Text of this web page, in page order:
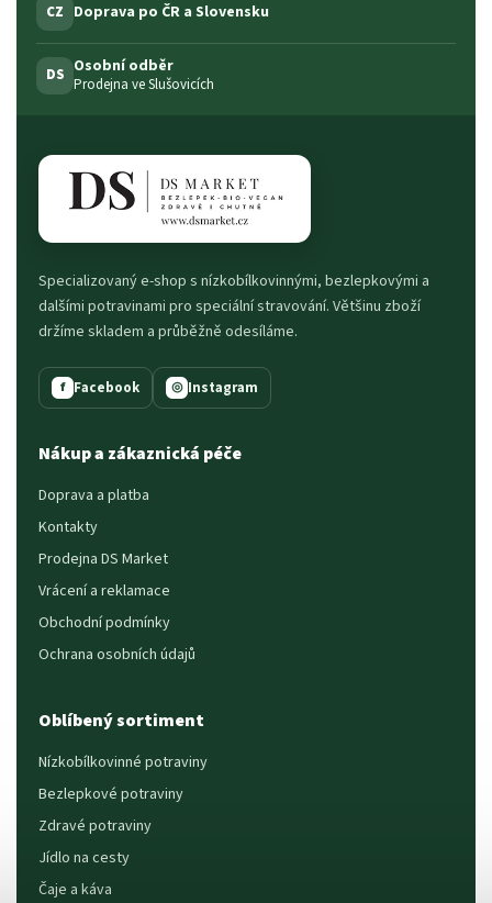
CZ Doprava po ČR a Slovensku
DS Osobní odběr
Prodejna ve Slušovicích
Specializovaný e-shop s nízkobílkovinnými, bezlepkovými a
dalšími potravinami pro speciální stravování. Většinu zboží
držíme skladem a průběžně odesíláme.
f Facebook ◎ Instagram
Nákup a zákaznická péče
Doprava a platba
Kontakty
Prodejna DS Market
Vrácení a reklamace
Obchodní podmínky
Ochrana osobních údajů
Oblíbený sortiment
Nízkobílkovinné potraviny
Bezlepkové potraviny
Zdravé potraviny
Jídlo na cesty
Čaje a káva